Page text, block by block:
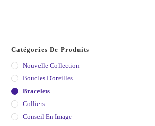
Catégories De Produits
Nouvelle Collection
Boucles D'oreilles
Bracelets
Colliers
Conseil En Image